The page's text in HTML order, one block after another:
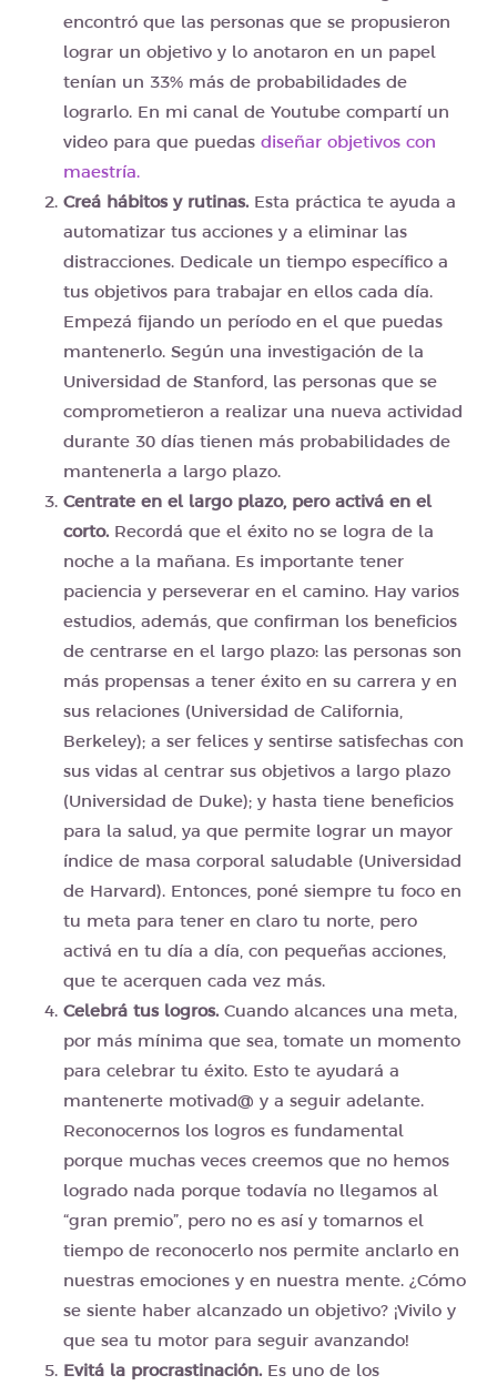
encontró que las personas que se propusieron
lograr un objetivo y lo anotaron en un papel
tenían un 33% más de probabilidades de
lograrlo. En mi canal de Youtube compartí un
video para que puedas diseñar objetivos con
maestría.
Creá hábitos y rutinas. Esta práctica te ayuda a
automatizar tus acciones y a eliminar las
distracciones. Dedicale un tiempo específico a
tus objetivos para trabajar en ellos cada día.
Empezá fijando un período en el que puedas
mantenerlo. Según una investigación de la
Universidad de Stanford, las personas que se
comprometieron a realizar una nueva actividad
durante 30 días tienen más probabilidades de
mantenerla a largo plazo.
Centrate en el largo plazo, pero activá en el
corto. Recordá que el éxito no se logra de la
noche a la mañana. Es importante tener
paciencia y perseverar en el camino. Hay varios
estudios, además, que confirman los beneficios
de centrarse en el largo plazo: las personas son
más propensas a tener éxito en su carrera y en
sus relaciones (Universidad de California,
Berkeley); a ser felices y sentirse satisfechas con
sus vidas al centrar sus objetivos a largo plazo
(Universidad de Duke); y hasta tiene beneficios
para la salud, ya que permite lograr un mayor
índice de masa corporal saludable (Universidad
de Harvard). Entonces, poné siempre tu foco en
tu meta para tener en claro tu norte, pero
activá en tu día a día, con pequeñas acciones,
que te acerquen cada vez más.
Celebrá tus logros. Cuando alcances una meta,
por más mínima que sea, tomate un momento
para celebrar tu éxito. Esto te ayudará a
mantenerte motivad@ y a seguir adelante.
Reconocernos los logros es fundamental
porque muchas veces creemos que no hemos
logrado nada porque todavía no llegamos al
“gran premio”, pero no es así y tomarnos el
tiempo de reconocerlo nos permite anclarlo en
nuestras emociones y en nuestra mente. ¿Cómo
se siente haber alcanzado un objetivo? ¡Vivilo y
que sea tu motor para seguir avanzando!
Evitá la procrastinación. Es uno de los